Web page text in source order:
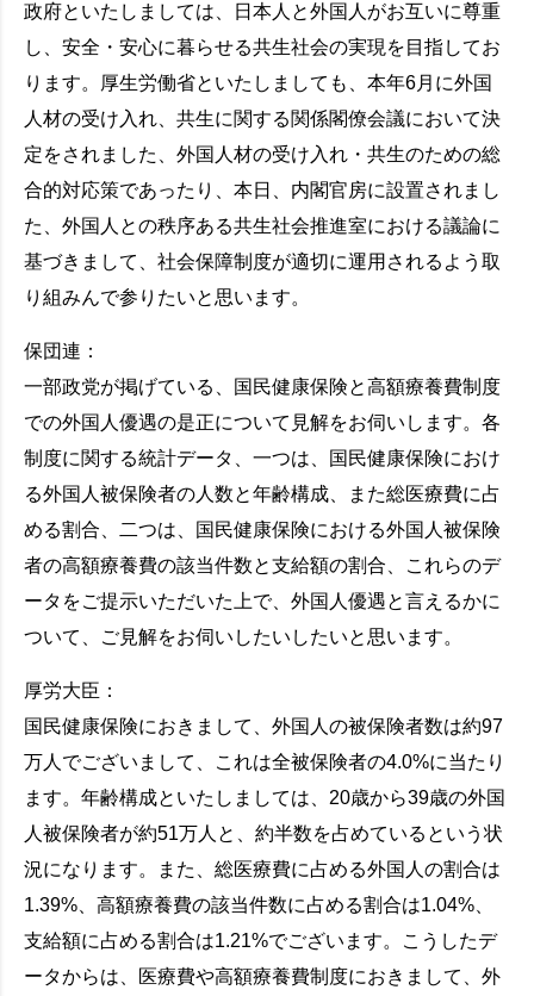
政府といたしましては、日本人と外国人がお互いに尊重
し、安全・安心に暮らせる共生社会の実現を目指してお
ります。厚生労働省といたしましても、本年6月に外国
人材の受け入れ、共生に関する関係閣僚会議において決
定をされました、外国人材の受け入れ・共生のための総
合的対応策であったり、本日、内閣官房に設置されまし
た、外国人との秩序ある共生社会推進室における議論に
基づきまして、社会保障制度が適切に運用されるよう取
り組みんで参りたいと思います。
保団連：
一部政党が掲げている、国民健康保険と高額療養費制度
での外国人優遇の是正について見解をお伺いします。各
制度に関する統計データ、一つは、国民健康保険におけ
る外国人被保険者の人数と年齢構成、また総医療費に占
める割合、二つは、国民健康保険における外国人被保険
者の高額療養費の該当件数と支給額の割合、これらのデ
ータをご提示いただいた上で、外国人優遇と言えるかに
ついて、ご見解をお伺いしたいしたいと思います。
厚労大臣：
国民健康保険におきまして、外国人の被保険者数は約97
万人でございまして、これは全被保険者の4.0%に当たり
ます。年齢構成といたしましては、20歳から39歳の外国
人被保険者が約51万人と、約半数を占めているという状
況になります。また、総医療費に占める外国人の割合は
1.39%、高額療養費の該当件数に占める割合は1.04%、
支給額に占める割合は1.21%でございます。こうしたデ
ータからは、医療費や高額療養費制度におきまして、外